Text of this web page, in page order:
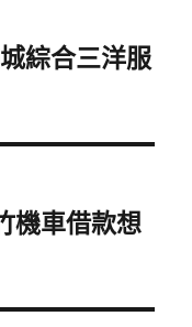
綜合三洋服
機車借款想